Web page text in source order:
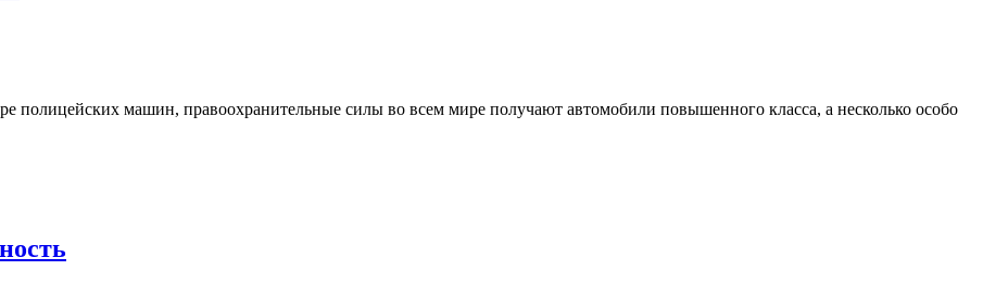
полицейских машин, правоохранительные силы во всем мире получают автомобили повышенного класса, а несколько особо